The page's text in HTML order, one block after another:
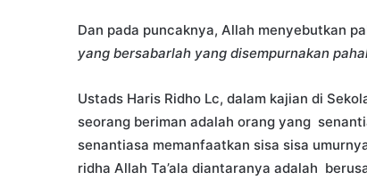
Dan pada puncaknya, Allah menyebutkan
yang bersabarlah yang disempurnakan
Ustads Haris Ridho Lc, dalam kajian di
seorang beriman adalah orang yang
senantiasa memanfaatkan sisa sisa
ridha Allah Ta’ala diantaranya adalah